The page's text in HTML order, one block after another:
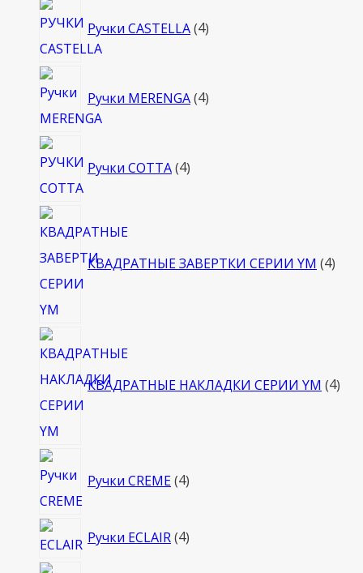
Ручки CASTELLA 4товара
Ручки MERENGA 4товара
Ручки COTTA 4товара
КВАДРАТНЫЕ ЗАВЕРТКИ СЕРИИ YM 4
КВАДРАТНЫЕ НАКЛАДКИ СЕРИИ YM 4
Ручки CREME 4товара
Ручки ECLAIR 44